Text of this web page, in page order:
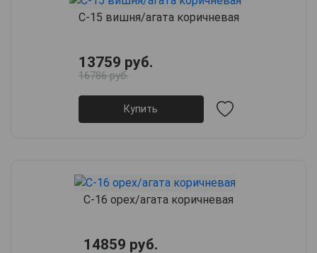
С-15 вишня/агата коричневая
13759 руб.
16786 руб.
Купить
С-16 орех/агата коричневая
14859 руб.